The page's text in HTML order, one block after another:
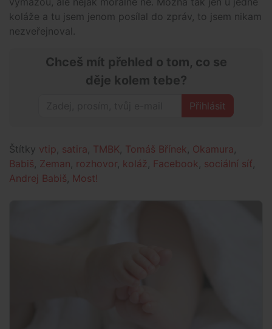
koláže a tu jsem jenom posílal do zpráv, to jsem nikam
nezveřejnoval.
Chceš mít přehled o tom, co se
děje kolem tebe?
Přihlásit
Štítky vtip satira TMBK Tomáš Břínek Okamura
Babiš Zeman rozhovor koláž Facebook sociální síť
Andrej Babiš Most!